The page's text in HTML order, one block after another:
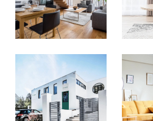
étape. Nous collaborons avec
confiance – notaires,
courtiers et bien d'autres – pour
à vos besoins.
Un centre
vous offrir plus